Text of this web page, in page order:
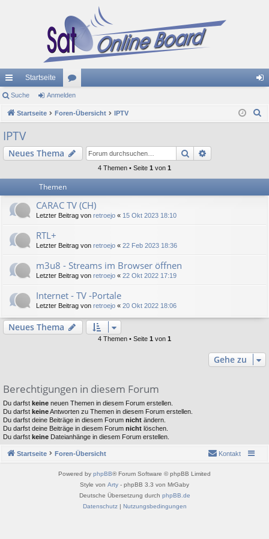
ch
ne
llz
ug
Startseite
or
en m
Suche Anmelden
Startseite Foren-Übersicht IPTV
IPTV
Neues Thema Suche
4 Themen • Seite 1 von 1
Themen
CARAC TV (CH)
Letzter Beitrag von retroejo « 15 Okt 2023 18:10
RTL+
Letzter Beitrag von retroejo « 22 Feb 2023 18:36
m3u8 - Streams im Browser öffnen
Letzter Beitrag von retroejo « 22 Okt 2022 17:19
Internet - TV -Portale
Letzter Beitrag von retroejo « 20 Okt 2022 18:06
Neues Thema
4 Themen • Seite 1 von 1
Gehe zu
Berechtigungen in diesem Forum
Du darfst keine neuen Themen in diesem Forum erstellen.
Du darfst keineAntworten zu Themen in diesem Forum erstellen.
Du darfst deine Beiträge in diesem Forum nicht ändern.
Du darfst deine Beiträge in diesem Forum nicht löschen.
Du darfst keine Dateianhänge in diesem Forum erstellen.
Startseite Foren-Übersicht Kontakt
Powered by phpBB® Forum Software © phpBB Limited
Style von Arty - phpBB 3.3 von MrGaby
Deutsche Übersetzung durch phpBB.de
Datenschutz| Nutzungsbedingungen